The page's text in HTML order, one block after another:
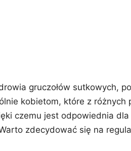
gruczołów sutkowych,
kobietom, które z
czemu jest odpowiednia
zdecydować się na